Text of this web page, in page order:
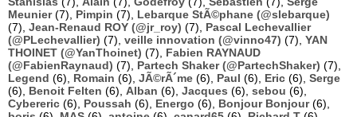
Meunier(7), Pimpin (7), Lebarque StÃ©phane (@slebarque)
(7), Jean-Renaud ROY (@jr_roy) (7), Pascal Lechevallier
(@PLechevallier) (7), veille innovation (@vinno47) (7), YAN
THOINET (@YanThoinet) (7), Fabien RAYNAUD
(@FabienRaynaud) (7), Partech Shaker (@PartechShaker) (7),
Legend (6), Romain (6), JÃ©rÃ´me (6), Paul (6), Eric (6), Serge
(6), Benoit Felten (6), Alban (6), Jacques (6), sebou (6),
Cybereric (6), Poussah (6), Energo (6), Bonjour Bonjour(6),